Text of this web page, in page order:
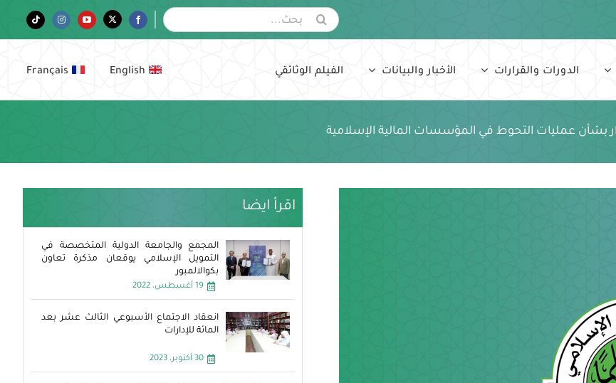
البحث
عن:
Facebook
Twitter
YouTube
Instagram
Tiktok
الدورات والقرارات الأخبار والبيانات الفيلم الوثائقي English
Français
بشأن عمليات التحوط في المؤسسات المالية الإسلامية
اقرأ ايضا
المجمع والجامعة الدولية المتخصصة في
التمويل الإسلامي يوقعان مذكرة تعاون
بكوالالمبور
19 أغسطس، 2022
انعقاد الاجتماع الأسبوعي الثالث عشر بعد
المائة للإدارات
30 أكتوبر، 2023